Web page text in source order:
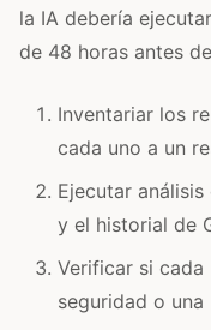
la IA debería
de 48 horas antes
Inventariar los
cada uno a un
Ejecutar
y el historial de
Verificar si
seguridad o